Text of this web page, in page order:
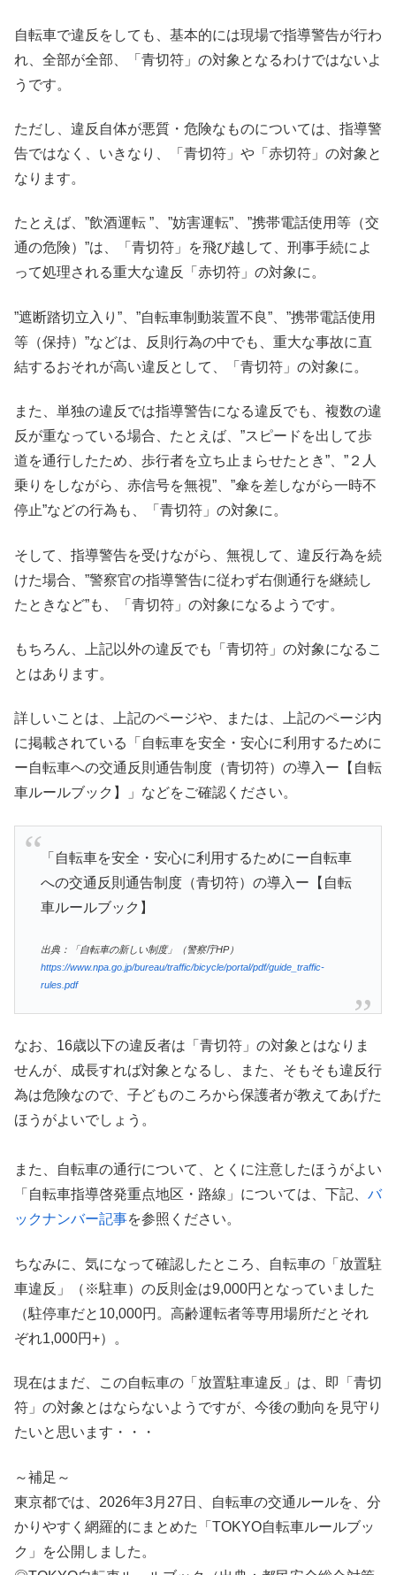
自転車で違反をしても、基本的には現場で指導警告が行わ
れ、全部が全部、「青切符」の対象となるわけではないよ
うです。
ただし、違反自体が悪質・危険なものについては、指導警
告ではなく、いきなり、「青切符」や「赤切符」の対象と
なります。
たとえば、”飲酒運転 ”、”妨害運転”、”携帯電話使用等（交
通の危険）”は、「青切符」を飛び越して、刑事手続によ
って処理される重大な違反「赤切符」の対象に。
”遮断踏切立入り”、”自転車制動装置不良”、”携帯電話使用
等（保持）”などは、反則行為の中でも、重大な事故に直
結するおそれが高い違反として、「青切符」の対象に。
また、単独の違反では指導警告になる違反でも、複数の違
反が重なっている場合、たとえば、”スピードを出して歩
道を通行したため、歩行者を立ち止まらせたとき”、”２人
乗りをしながら、赤信号を無視”、”傘を差しながら一時不
停止”などの行為も、「青切符」の対象に。
そして、指導警告を受けながら、無視して、違反行為を続
けた場合、”警察官の指導警告に従わず右側通行を継続し
たときなど”も、「青切符」の対象になるようです。
もちろん、上記以外の違反でも「青切符」の対象になるこ
とはあります。
詳しいことは、上記のページや、または、上記のページ内
に掲載されている「自転車を安全・安心に利用するために
ー自転車への交通反則通告制度（青切符）の導入ー【自転
車ルールブック】」などをご確認ください。
「自転車を安全・安心に利用するためにー自転車
への交通反則通告制度（青切符）の導入ー【自転
車ルールブック】
出典：「自転車の新しい制度」（警察庁HP）
https://www.npa.go.jp/bureau/traffic/bicycle/portal/pdf/guide_traffic-
rules.pdf
なお、16歳以下の違反者は「青切符」の対象とはなりま
せんが、成長すれば対象となるし、また、そもそも違反行
為は危険なので、子どものころから保護者が教えてあげた
ほうがよいでしょう。
また、自転車の通行について、とくに注意したほうがよい
「自転車指導啓発重点地区・路線」については、下記、 バ
ックナンバー記事を参照ください。
ちなみに、気になって確認したところ、自転車の「放置駐
車違反」（※駐車）の反則金は9,000円となっていました
（駐停車だと10,000円。高齢運転者等専用場所だとそれ
ぞれ1,000円+）。
現在はまだ、この自転車の「放置駐車違反」は、即「青切
符」の対象とはならないようですが、今後の動向を見守り
たいと思います・・・
～補足～
東京都では、2026年3月27日、自転車の交通ルールを、分
かりやすく網羅的にまとめた「TOKYO自転車ルールブッ
ク」を公開しました。